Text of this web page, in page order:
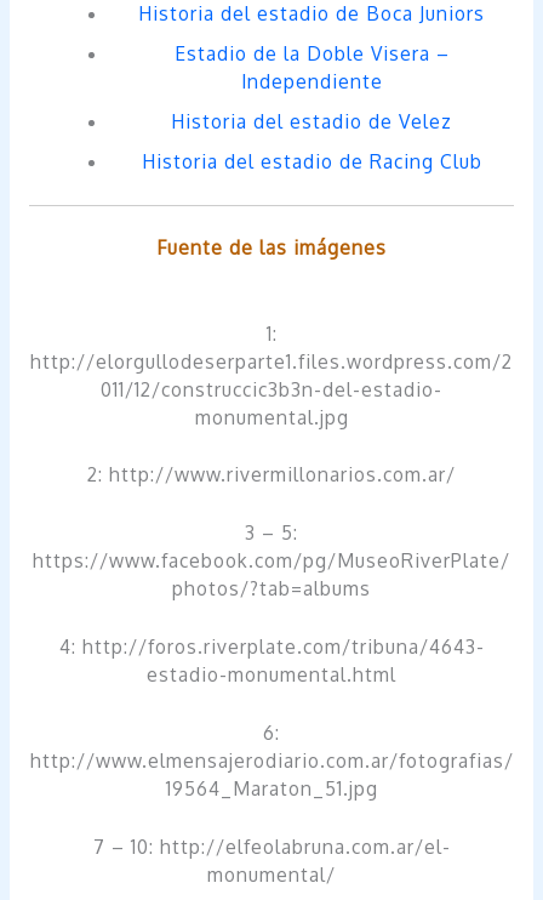
Historia del estadio de Boca Juniors
Estadio de la Doble Visera –
Independiente
Historia del estadio de Velez
Historia del estadio de Racing Club
Fuente de las imágenes
1:
http://elorgullodeserparte1.files.wordpress.com/2
011/12/construccic3b3n-del-estadio-
monumental.jpg
2: http://www.rivermillonarios.com.ar/
3 – 5:
https://www.facebook.com/pg/MuseoRiverPlate/
photos/?tab=albums
4: http://foros.riverplate.com/tribuna/4643-
estadio-monumental.html
6:
http://www.elmensajerodiario.com.ar/fotografias/
19564_Maraton_51.jpg
7 – 10: http://elfeolabruna.com.ar/el-
monumental/